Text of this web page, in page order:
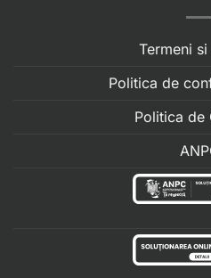
Termeni
Politica de
Politica de